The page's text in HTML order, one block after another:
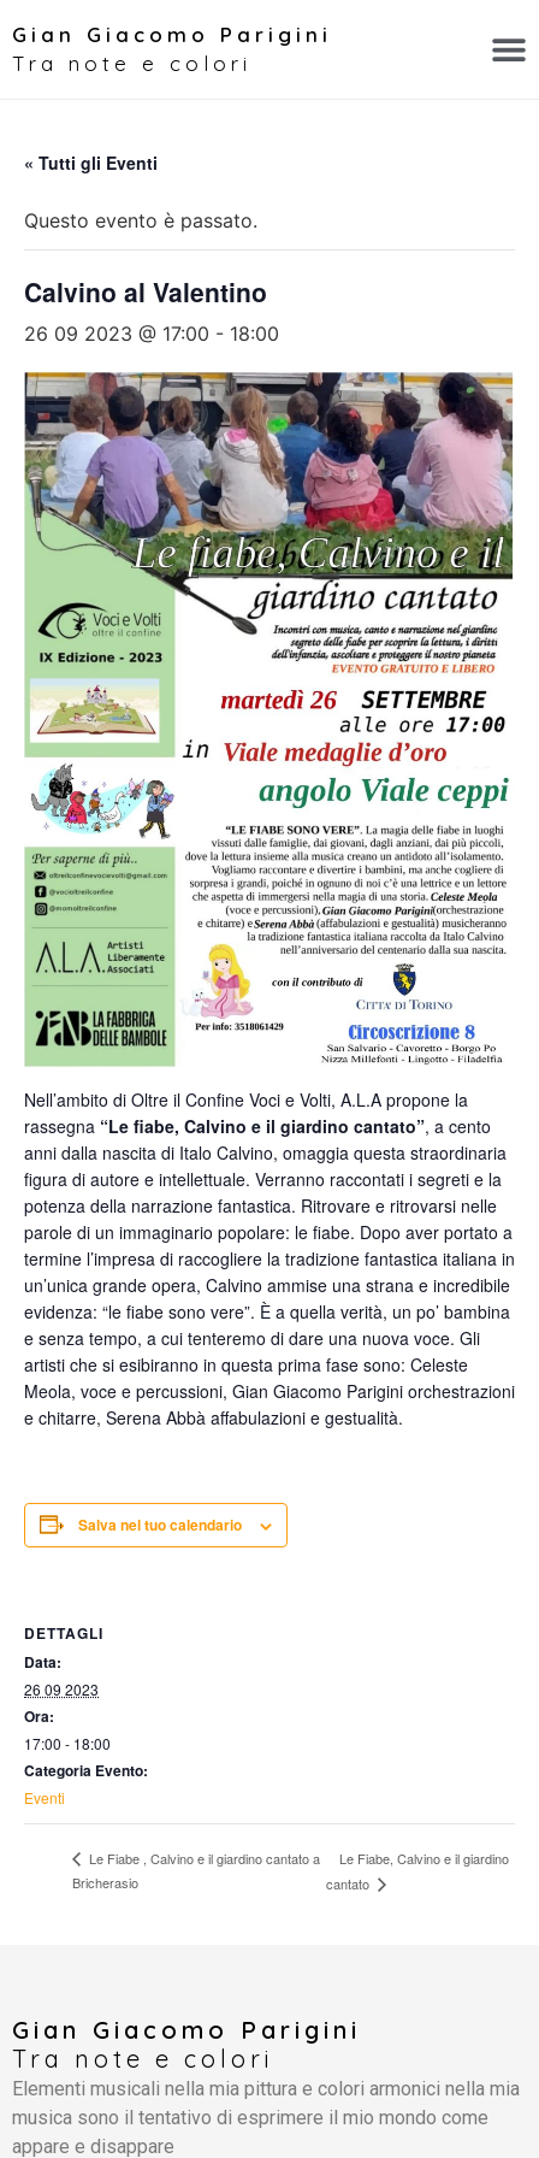
Gian Giacomo Parigini
Tra note e colori
« Tutti gli Eventi
Questo evento è passato.
Calvino al Valentino
26 09 2023 @ 17:00 - 18:00
Nell’ambito di Oltre il Confine Voci e Volti, A.L.A propone la
rassegna “Le fiabe, Calvino e il giardino cantato”, a cento
anni dalla nascita di Italo Calvino, omaggia questa straordinaria
figura di autore e intellettuale. Verranno raccontati i segreti e la
potenza della narrazione fantastica. Ritrovare e ritrovarsi nelle
parole di un immaginario popolare: le fiabe. Dopo aver portato a
termine l’impresa di raccogliere la tradizione fantastica italiana in
un’unica grande opera, Calvino ammise una strana e incredibile
evidenza: “le fiabe sono vere”. È a quella verità, un po’ bambina
e senza tempo, a cui tenteremo di dare una nuova voce. Gli
artisti che si esibiranno in questa prima fase sono: Celeste
Meola, voce e percussioni, Gian Giacomo Parigini orchestrazioni
e chitarre, Serena Abbà affabulazioni e gestualità.
Salva nel tuo calendario
DETTAGLI
Data:
26 09 2023
Ora:
17:00 - 18:00
Categoria Evento:
Eventi
Le Fiabe , Calvino e il giardino cantato a
Bricherasio
Le Fiabe, Calvino e il giardino
cantato
Gian Giacomo Parigini
Tra note e colori
Elementi musicali nella mia pittura e colori armonici nella mia
musica sono il tentativo di esprimere il mio mondo come
appare e disappare